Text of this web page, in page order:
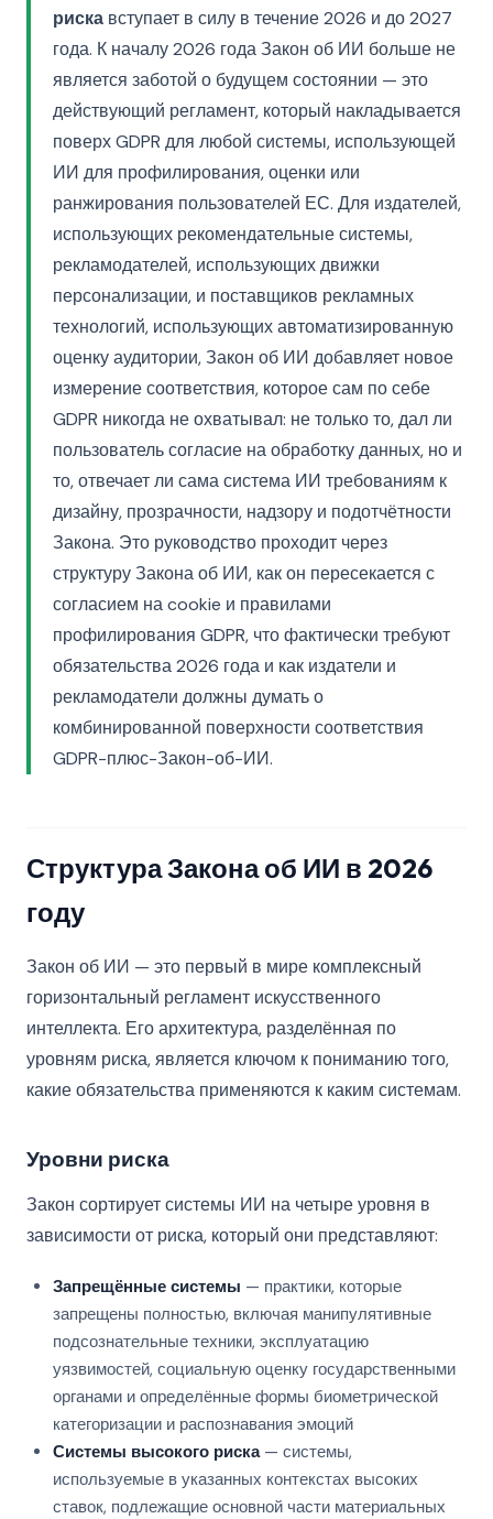
риска вступает в силу в течение 2026 и до 2027
года. К началу 2026 года Закон об ИИ больше не
является заботой о будущем состоянии — это
действующий регламент, который накладывается
поверх GDPR для любой системы, использующей
ИИ для профилирования, оценки или
ранжирования пользователей ЕС. Для издателей,
использующих рекомендательные системы,
рекламодателей, использующих движки
персонализации, и поставщиков рекламных
технологий, использующих автоматизированную
оценку аудитории, Закон об ИИ добавляет новое
измерение соответствия, которое сам по себе
GDPR никогда не охватывал: не только то, дал ли
пользователь согласие на обработку данных, но и
то, отвечает ли сама система ИИ требованиям к
дизайну, прозрачности, надзору и подотчётности
Закона. Это руководство проходит через
структуру Закона об ИИ, как он пересекается с
согласием на cookie и правилами
профилирования GDPR, что фактически требуют
обязательства 2026 года и как издатели и
рекламодатели должны думать о
комбинированной поверхности соответствия
GDPR-плюс-Закон-об-ИИ.
Структура Закона об ИИ в 2026
году
Закон об ИИ — это первый в мире комплексный
горизонтальный регламент искусственного
интеллекта. Его архитектура, разделённая по
уровням риска, является ключом к пониманию того,
какие обязательства применяются к каким системам.
Уровни риска
Закон сортирует системы ИИ на четыре уровня в
зависимости от риска, который они представляют:
Запрещённые системы — практики, которые
запрещены полностью, включая манипулятивные
подсознательные техники, эксплуатацию
уязвимостей, социальную оценку государственными
органами и определённые формы биометрической
категоризации и распознавания эмоций
Системы высокого риска— системы,
используемые в указанных контекстах высоких
ставок, подлежащие основной части материальных